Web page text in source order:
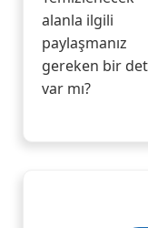
alanla ilgili
paylaşmanız
gereken bir
var mı?